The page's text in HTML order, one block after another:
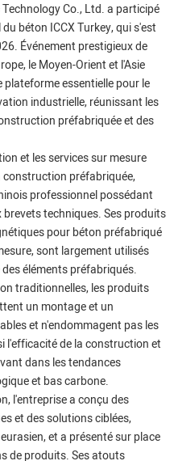
Co., Ltd. a participé
béton ICCX Turkey, qui s'est
Événement prestigieux de
le Moyen-Orient et l'Asie
essentielle pour le
industrielle, réunissant les
préfabriquée et des
et les services sur mesure
préfabriquée,
professionnel possédant
techniques. Ses produits
pour béton préfabriqué
sont largement utilisés
éléments préfabriqués.
traditionnelles, les produits
un montage et un
et n'endommagent pas les
l'efficacité de la construction et
dans les tendances
et bas carbone.
l'entreprise a conçu des
et des solutions ciblées,
et a présenté sur place
de produits. Ses atouts